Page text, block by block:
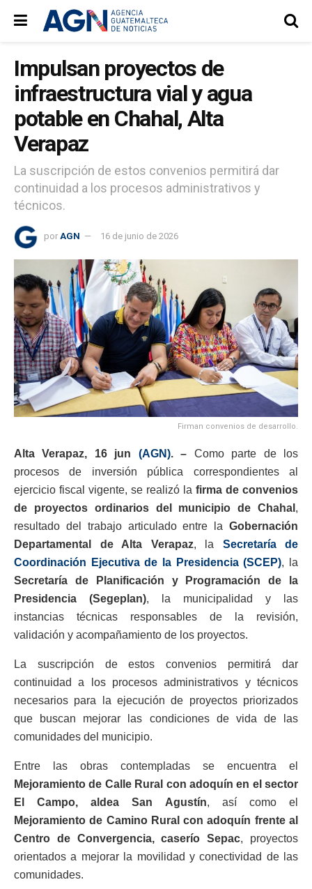
Impulsan proyectos de
infraestructura vial y agua
potable en Chahal, Alta
Verapaz
La suscripción de estos convenios permitirá dar
continuidad a los procesos administrativos y
técnicos.
por AGN 16 de junio de 2026
Firman convenios de desarrollo.
Alta Verapaz, 16 jun (AGN). – Como parte de los
procesos de inversión pública correspondientes al
ejercicio fiscal vigente, se realizó la firma de convenios
de proyectos ordinarios del municipio de Chahal ,
resultado del trabajo articulado entre la Gobernación
Departamental de Alta Verapaz, la Secretaría de
Coordinación Ejecutiva de la Presidencia (SCEP), la
Secretaría de Planificación y Programación de la
Presidencia (Segeplan), la municipalidad y las
instancias técnicas responsables de la revisión,
validación y acompañamiento de los proyectos.
La suscripción de estos convenios permitirá dar
continuidad a los procesos administrativos y técnicos
necesarios para la ejecución de proyectos priorizados
que buscan mejorar las condiciones de vida de las
comunidades del municipio.
Entre las obras contempladas se encuentra el
Mejoramiento de Calle Rural con adoquín en el sector
El Campo, aldea San Agustín, así como el
Mejoramiento de Camino Rural con adoquín frente al
Centro de Convergencia, caserío Sepac, proyectos
orientados a mejorar la movilidad y conectividad de las
comunidades.